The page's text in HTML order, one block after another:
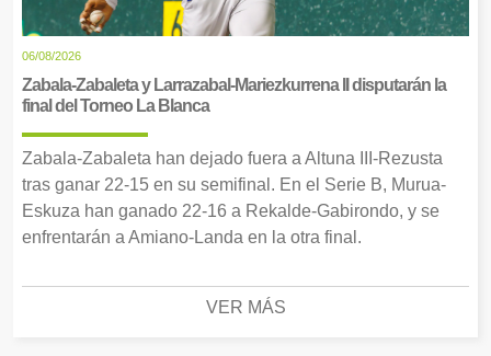
06/08/2026
Zabala-Zabaleta y Larrazabal-Mariezkurrena II disputarán la
final del Torneo La Blanca
Zabala-Zabaleta han dejado fuera a Altuna III-Rezusta
tras ganar 22-15 en su semifinal. En el Serie B, Murua-
Eskuza han ganado 22-16 a Rekalde-Gabirondo, y se
enfrentarán a Amiano-Landa en la otra final.
VER MÁS